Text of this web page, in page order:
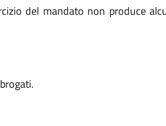
del mandato non produce